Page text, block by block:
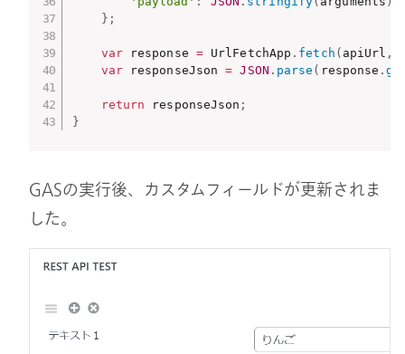
} ;
var response = UrlFetchApp . fetch ( apiUrl ,
var responseJson = JSON . parse ( response .
return responseJson ;
}
GASの実行後、カスタムフィールドが更新されま
した。